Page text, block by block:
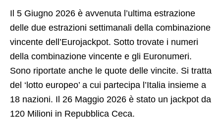
Il 5 Giugno 2026 è avvenuta l’ultima estrazione
delle due estrazioni settimanali della combinazione
vincente dell’Eurojackpot. Sotto trovate i numeri
della combinazione vincente e gli Euronumeri.
Sono riportate anche le quote delle vincite. Si tratta
del ‘lotto europeo’ a cui partecipa l’Italia insieme a
18 nazioni. Il 26 Maggio 2026 è stato un jackpot da
120 Milioni in Repubblica Ceca.